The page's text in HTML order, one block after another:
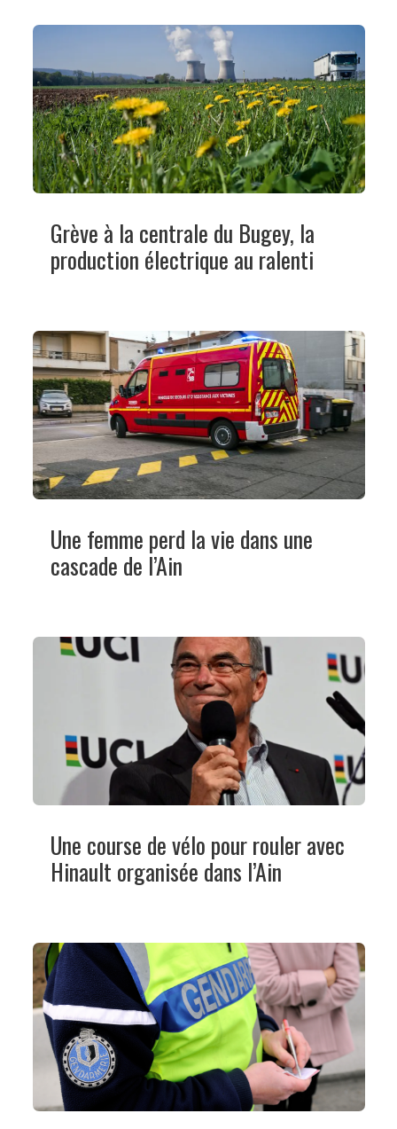
Grève à la centrale du Bugey, la
production électrique au ralenti
Une femme perd la vie dans une
cascade de l’Ain
Une course de vélo pour rouler avec
Hinault organisée dans l’Ain